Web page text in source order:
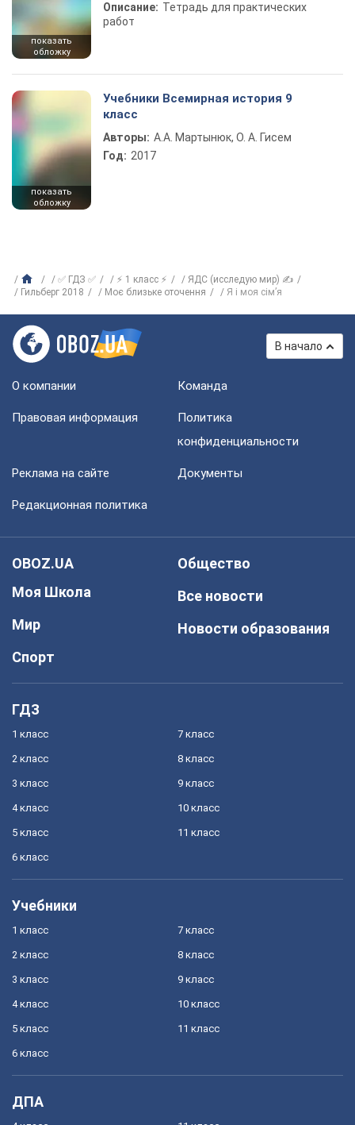
показать
обложку
Описание: Тетрадь для практических
работ
показать
обложку
Учебники Всемирная история 9
класс
Авторы: А.А. Мартынюк, О. А. Гисем
Год: 2017
✅ ГДЗ ✅ ⚡ 1 класс ⚡
ЯДС (исследую мир) ✍
Гильберг 2018
Моє близьке оточення Я і моя сім’я
В начало
О компании Команда
Правовая информация
Политика
конфиденциальности
Реклама на сайте Документы
Редакционная политика
OBOZ.UA
Моя Школа
Мир
Спорт
Общество
Все новости
Новости образования
ГДЗ
1 класс
2 класс
3 класс
4 класс
5 класс
6 класс
7 класс
8 класс
9 класс
10 класс
11 класс
Учебники
1 класс
2 класс
3 класс
4 класс
5 класс
6 класс
7 класс
8 класс
9 класс
10 класс
11 класс
ДПА